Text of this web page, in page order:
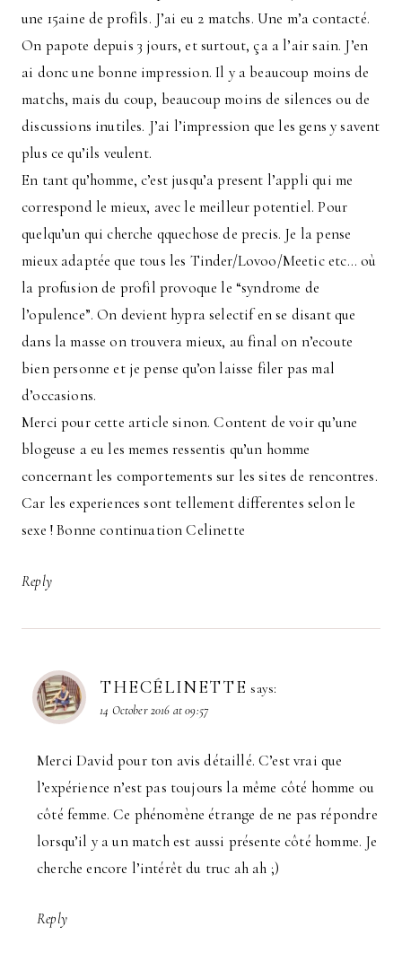
une 15aine de profils. J’ai eu 2 matchs. Une m’a contacté.
On papote depuis 3 jours, et surtout, ça a l’air sain. J’en
ai donc une bonne impression. Il y a beaucoup moins de
matchs, mais du coup, beaucoup moins de silences ou de
discussions inutiles. J’ai l’impression que les gens y savent
plus ce qu’ils veulent.
En tant qu’homme, c’est jusqu’a present l’appli qui me
correspond le mieux, avec le meilleur potentiel. Pour
quelqu’un qui cherche qquechose de precis. Je la pense
mieux adaptée que tous les Tinder/Lovoo/Meetic etc… où
la profusion de profil provoque le “syndrome de
l’opulence”. On devient hypra selectif en se disant que
dans la masse on trouvera mieux, au final on n’ecoute
bien personne et je pense qu’on laisse filer pas mal
d’occasions.
Merci pour cette article sinon. Content de voir qu’une
blogeuse a eu les memes ressentis qu’un homme
concernant les comportements sur les sites de rencontres.
Car les experiences sont tellement differentes selon le
sexe ! Bonne continuation Celinette
Reply
THECÉLINETTE says:
14 October 2016 at 09:57
Merci David pour ton avis détaillé. C’est vrai que
l’expérience n’est pas toujours la même côté homme ou
côté femme. Ce phénomène étrange de ne pas répondre
lorsqu’il y a un match est aussi présente côté homme. Je
cherche encore l’intérêt du truc ah ah ;)
Reply